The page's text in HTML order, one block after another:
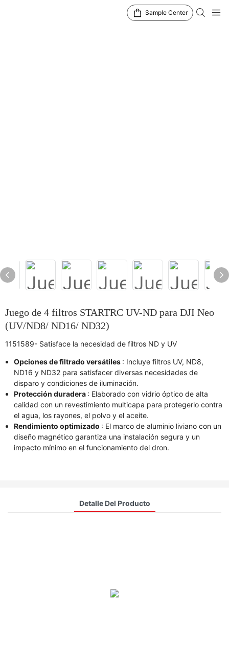
Sample Center
Juego de 4 filtros STARTRC UV-ND para DJI Neo
(UV/ND8/ ND16/ ND32)
1151589- Satisface la necesidad de filtros ND y UV
Opciones de filtrado versátiles : Incluye filtros UV, ND8,
ND16 y ND32 para satisfacer diversas necesidades de
disparo y condiciones de iluminación.
Protección duradera : Elaborado con vidrio óptico de alta
calidad con un revestimiento multicapa para protegerlo contra
el agua, los rayones, el polvo y el aceite.
Rendimiento optimizado : El marco de aluminio liviano con un
diseño magnético garantiza una instalación segura y un
impacto mínimo en el funcionamiento del dron.
Detalle Del Producto